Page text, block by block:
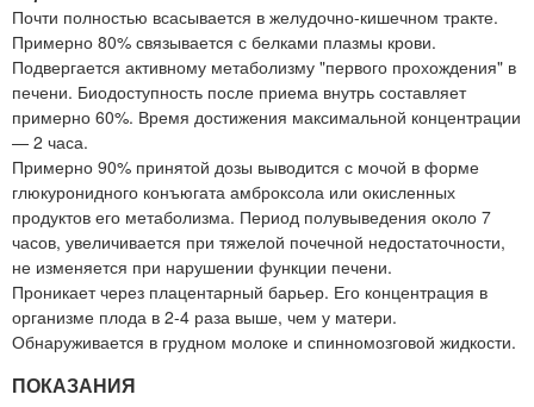
Почти полностью всасывается в желудочно-кишечном тракте.
Примерно 80% связывается с белками плазмы крови.
Подвергается активному метаболизму "первого прохождения" в
печени. Биодоступность после приема внутрь составляет
примерно 60%. Время достижения максимальной концентрации
— 2 часа.
Примерно 90% принятой дозы выводится с мочой в форме
глюкуронидного конъюгата амброксола или окисленных
продуктов его метаболизма. Период полувыведения около 7
часов, увеличивается при тяжелой почечной недостаточности,
не изменяется при нарушении функции печени.
Проникает через плацентарный барьер. Его концентрация в
организме плода в 2-4 раза выше, чем у матери.
Обнаруживается в грудном молоке и спинномозговой жидкости.
ПОКАЗАНИЯ